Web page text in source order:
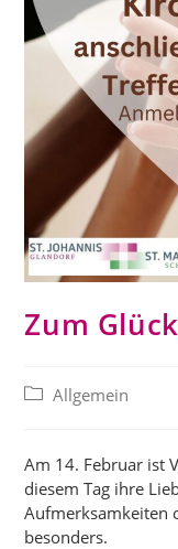
Zum
Beitrags-
Allgemein
Am 14. Februar ist
diesem Tag ihre
Aufmerksamkeiten
besonders.